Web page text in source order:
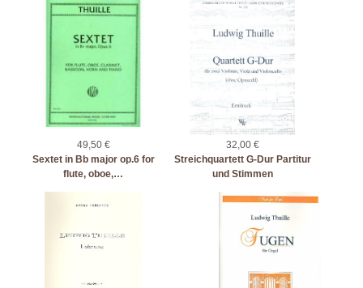
49,50 €
Sextet in Bb major op.6 for
flute, oboe,…
32,00 €
Streichquartett G-Dur Partitur
und Stimmen